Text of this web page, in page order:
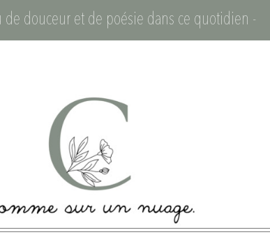
douceur et de poésie dans ce quotidien -